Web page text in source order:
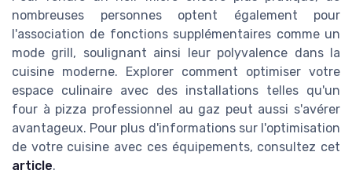
nombreuses personnes optent également pour
l'association de fonctions supplémentaires comme un
mode grill, soulignant ainsi leur polyvalence dans la
cuisine moderne. Explorer comment optimiser votre
espace culinaire avec des installations telles qu'un
four à pizza professionnel au gaz peut aussi s'avérer
avantageux. Pour plus d'informations sur l'optimisation
de votre cuisine avec ces équipements, consultez cet
article.